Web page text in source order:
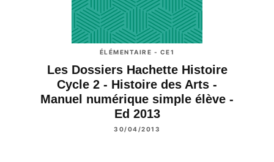
ÉLÉMENTAIRE - CE1
Les Dossiers Hachette Histoire
Cycle 2 - Histoire des Arts -
Manuel numérique simple élève -
Ed 2013
30/04/2013